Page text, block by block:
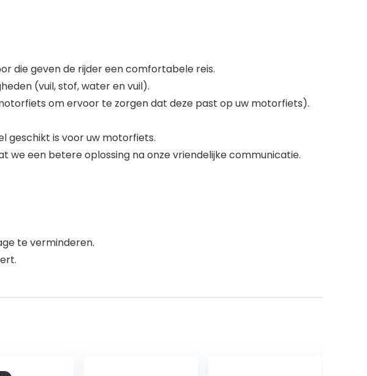
die geven de rijder een comfortabele reis.
(vuil, stof, water en vuil).
om ervoor te zorgen dat deze past op uw motorfiets).
geschikt is voor uw motorfiets.
we een betere oplossing na onze vriendelijke communicatie.
te verminderen.